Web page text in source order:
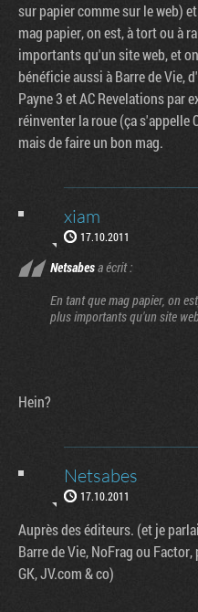
sur papier comme sur le web)
mag papier, on est, à tort ou à
importants qu'un site web, et
bénéficie aussi à Barre de Vie,
Payne 3 et AC Revelations par
réinventer la roue (ça s'appelle
mais de faire un bon mag.
xiam
17.10.2011
Netsabesa écrit :
En tant que mag papier, on
plus importants qu'un site
Hein?
Netsabes
17.10.2011
Auprès des éditeurs. (et je
Barre de Vie, NoFrag ou
GK, JV.com & co)